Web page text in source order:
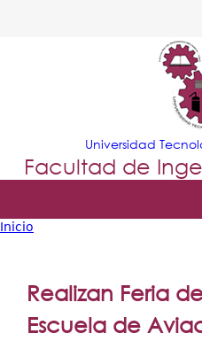
Jump to
Universidad
Facultad de
Tropical
Principal
Oferta
está
aquí
Inicio
Realizan Feria
Escuela de